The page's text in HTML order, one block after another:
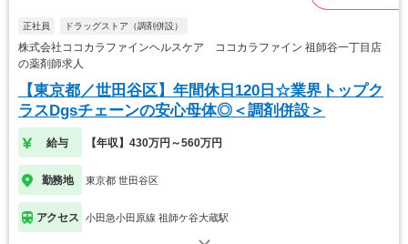
正社員 ドラッグストア（調剤併設）
株式会社ココカラファインヘルスケア ココカラファイン 祖師谷一丁目店
の薬剤師求人
【東京都／世田谷区】年間休日120日☆業界トップク
ラスDgsチェーンの安心母体◎＜調剤併設＞
給与 【年収】430万円～560万円
勤務地 東京都 世田谷区
アクセス 小田急小田原線 祖師ケ谷大蔵駅